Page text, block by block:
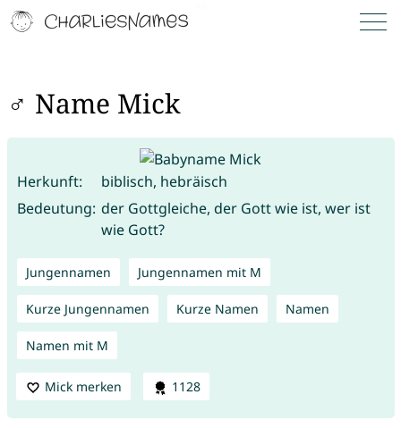
♂ Name Mick
Herkunft:
biblisch, hebräisch
Bedeutung: der Gottgleiche, der Gott wie ist, wer ist
wie Gott?
Jungennamen Jungennamen mit M
Kurze Jungennamen Kurze Namen Namen
Namen mit M
Mick merken 1128